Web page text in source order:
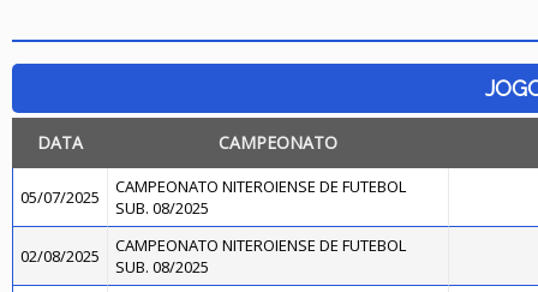
DATA CAMPEONATO
05/07/2025
CAMPEONATO NITEROIENSE DE FUTEBOL
SUB. 08/2025
02/08/2025
CAMPEONATO NITEROIENSE DE FUTEBOL
SUB. 08/2025